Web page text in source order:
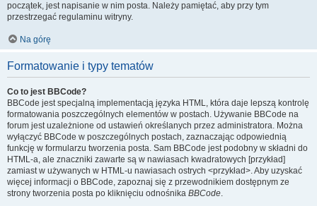
początek, jest napisanie w nim posta. Należy pamiętać, aby przy tym
przestrzegać regulaminu witryny.
Na górę
Formatowanie i typy tematów
Co to jest BBCode?
BBCode jest specjalną implementacją języka HTML, która daje lepszą kontrolę
formatowania poszczególnych elementów w postach. Używanie BBCode na
forum jest uzależnione od ustawień określanych przez administratora. Można
wyłączyć BBCode w poszczególnych postach, zaznaczając odpowiednią
funkcję w formularzu tworzenia posta. Sam BBCode jest podobny w składni do
HTML-a, ale znaczniki zawarte są w nawiasach kwadratowych [przykład]
zamiast w używanych w HTML-u nawiasach ostrych <przykład>. Aby uzyskać
więcej informacji o BBCode, zapoznaj się z przewodnikiem dostępnym ze
strony tworzenia posta po kliknięciu odnośnika BBCode.